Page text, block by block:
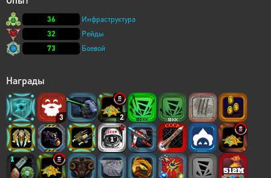
36
Инфраструктура
32
Рейды
73
Боевой
Награды
3 2